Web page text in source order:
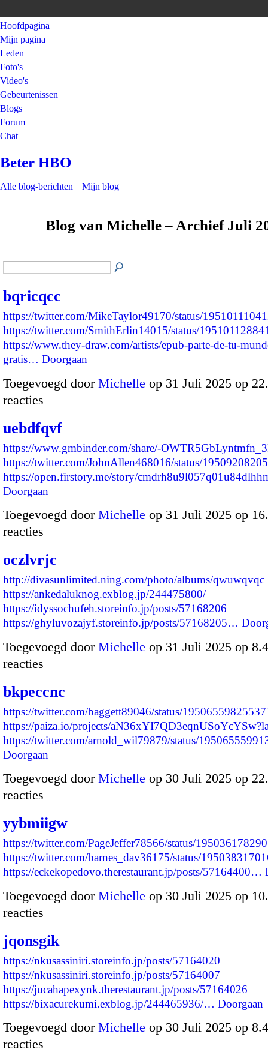
Hoofdpagina
Mijn pagina
Leden
Foto's
Video's
Gebeurtenissen
Blogs
Forum
Chat
Beter HBO
Alle blog-berichten Mijn blog
Blog van Michelle – Archief Juli
bqricqcc
https://twitter.com/MikeTaylor49170/status/
https://twitter.com/SmithErlin14015/status/
https://www.they-draw.com/artists/epub-parte-de-tu-
gratis… Doorgaan
Toegevoegd door Michelle op 31 Juli 2025 op
reacties
uebdfqvf
https://www.gmbinder.com/share/-
https://twitter.com/JohnAllen468016/status/
https://open.firstory.me/story/
Doorgaan
Toegevoegd door Michelle op 31 Juli 2025 op
reacties
oczlvrjc
http://divasunlimited.ning.com/photo/albums/qwuwqvqc
https://ankedaluknog.exblog.jp/244475800/
https://idyssochufeh.storeinfo.jp/posts/57168206
https://ghyluvozajyf.storeinfo.jp/posts/57168205…
Toegevoegd door Michelle op 31 Juli 2025 op
reacties
bkpeccnc
https://twitter.com/baggett89046/status/
https://paiza.io/projects/
https://twitter.com/arnold_wil79879/status/
Doorgaan
Toegevoegd door Michelle op 30 Juli 2025 op
reacties
yybmiigw
https://twitter.com/PageJeffer78566/status/
https://twitter.com/barnes_dav36175/status/
https://eckekopedovo.therestaurant.jp/posts/57164400…
Toegevoegd door Michelle op 30 Juli 2025 op
reacties
jqonsgik
https://nkusassiniri.storeinfo.jp/posts/57164020
https://nkusassiniri.storeinfo.jp/posts/57164007
https://jucahapexynk.therestaurant.jp/posts/57164026
https://bixacurekumi.exblog.jp/244465936/… Doorgaan
Toegevoegd door Michelle op 30 Juli 2025 op
reacties